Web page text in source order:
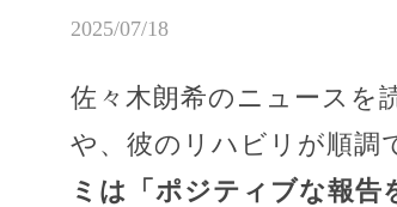
2025/07/18
佐々木朗希のニュースを
や、彼のリハビリが順調
ミは「ポジティブな報